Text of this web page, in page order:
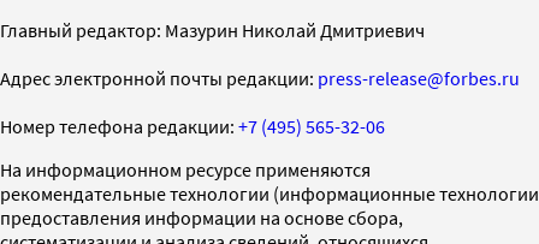
Главный редактор: Мазурин Николай Дмитриевич
Адрес электронной почты редакции: press-release@forbes.ru
Номер телефона редакции: +7 (495) 565-32-06
На информационном ресурсе применяются
рекомендательные технологии (информационные технологии
предоставления информации на основе сбора,